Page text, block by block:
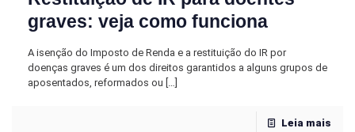
graves: veja como funciona
A isenção do Imposto de Renda e a restituição do IR por
doenças graves é um dos direitos garantidos a alguns grupos de
aposentados, reformados ou […]
Leia mais